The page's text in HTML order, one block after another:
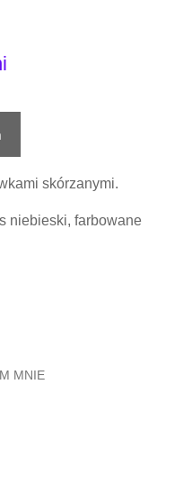
skórzanymi.
niebieski, farbowane
MNIE